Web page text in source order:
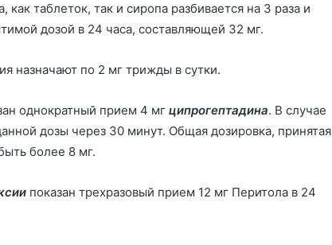
как таблеток, так и сиропа разбивается на 3 раза и
дозой в 24 часа, составляющей 32 мг.
назначают по 2 мг трижды в сутки.
однократный прием 4 мг ципрогептадина. В случае
дозы через 30 минут. Общая дозировка, принятая
более 8 мг.
показан трехразовый прием 12 мг Перитола в 24